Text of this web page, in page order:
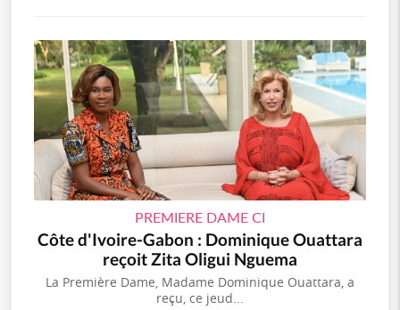
PREMIERE DAME CI
Côte d'Ivoire-Gabon : Dominique Ouattara
reçoit Zita Oligui Nguema
La Première Dame, Madame Dominique Ouattara, a
reçu, ce jeud...